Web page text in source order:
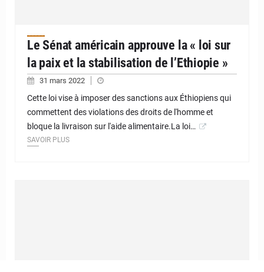
Le Sénat américain approuve la « loi sur
la paix et la stabilisation de l’Ethiopie »
31 mars 2022
Cette loi vise à imposer des sanctions aux Éthiopiens qui
commettent des violations des droits de l'homme et
bloque la livraison sur l'aide alimentaire.La loi…
SAVOIR PLUS